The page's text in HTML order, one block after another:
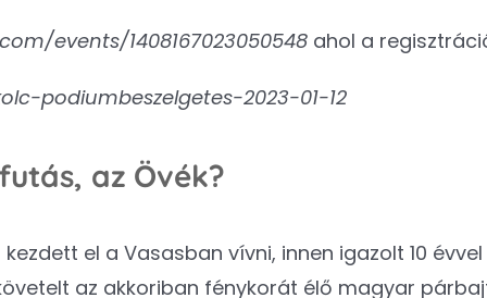
events/1408167023050548 ahol a
podiumbeszelgetes-2023-01-12
az Övék?
el a Vasasban vívni, innen igazolt 10
az akkoriban fénykorát élő magyar